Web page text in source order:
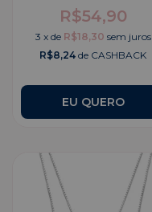
R$54,90
3 x de R$18,30 sem juros
R$8,24 de CASHBACK